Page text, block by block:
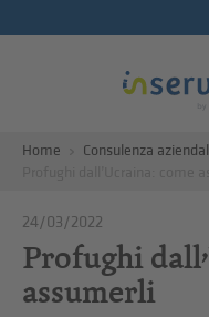
Home
Consulenza
24/03/2022
Profughi
assumerli